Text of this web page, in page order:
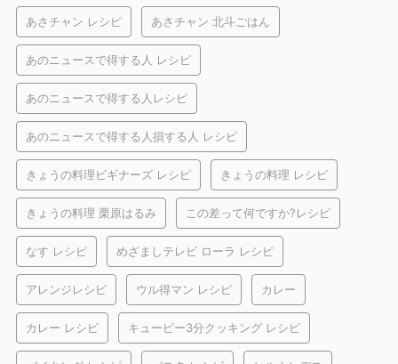
あさチャン レシピ あさチャン 北斗ごはん
あのニュースで得する人 レシピ
あのニュースで得する人レシピ
あのニュースで得する人損する人 レシピ
きょうの料理ビギナーズ レシピ きょうの料理 レシピ
きょうの料理 栗原はるみ この差って何ですか?レシピ
なす レシピ めざましテレビ ローラ レシピ
アレンジレシピ ウル得マン レシピ カレー
カレー レシピ キューピー3分クッキング レシピ